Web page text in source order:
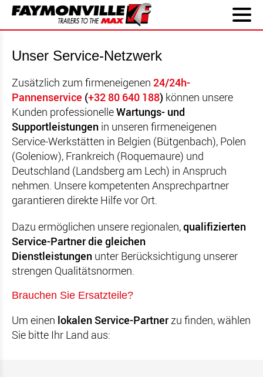
Unser Service-Netzwerk
Zusätzlich zum firmeneigenen 24/24h-
Pannenservice (+32 80 640 188) können unsere
Kunden professionelleWartungs- und
Supportleistungen in unseren firmeneigenen
Service-Werkstätten in Belgien (Bütgenbach), Polen
(Goleniow), Frankreich (Roquemaure) und
Deutschland (Landsberg am Lech) in Anspruch
nehmen. Unsere kompetenten Ansprechpartner
garantieren direkte Hilfe vor Ort.
Dazu ermöglichen unsere regionalen,qualifizierten
Service-Partner die gleichen
Dienstleistungen unter Berücksichtigung unserer
strengen Qualitätsnormen.
Brauchen Sie Ersatzteile?
Um einen lokalen Service-Partnerzu finden, wählen
Sie bitte Ihr Land aus: